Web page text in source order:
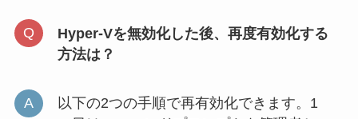
Hyper-Vを無効化した後、再度有効化する
方法は？
以下の2つの手順で再有効化できます。1